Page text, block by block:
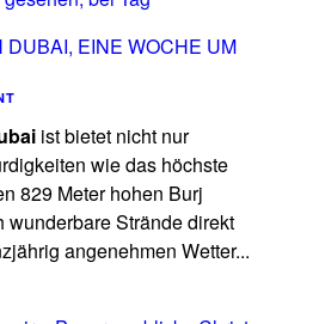
EINE WOCHE UM
ist bietet nicht nur
wie das höchste
829 Meter hohen Burj
wunderbare Strände direkt
angenehmen Wetter...